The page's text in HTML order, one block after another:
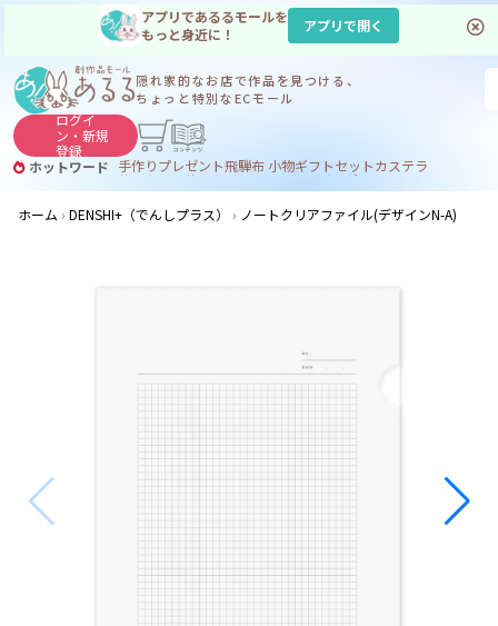
アプリであるるモールを
もっと身近に！
アプリで開く
隠れ家的なお店で作品を見つける、
ちょっと特別なECモール
ログイ
ン・新規
登録
ホットワード 手作りプレゼント飛騨布 小物ギフトセットカステラ
サヌカイト コーヒー
ジンギスカン
ホーム
DENSHI+（でんしプラス） ノートクリアファイル(デザインN-A)